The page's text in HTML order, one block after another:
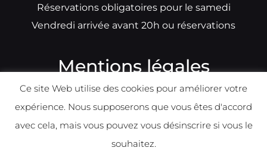
Réservations obligatoires pour le samedi
Vendredi arrivée avant 20h ou réservations
Mentions légales
Ce site Web utilise des cookies pour améliorer votre
expérience. Nous supposerons que vous êtes d'accord
avec cela, mais vous pouvez vous désinscrire si vous le
souhaitez.